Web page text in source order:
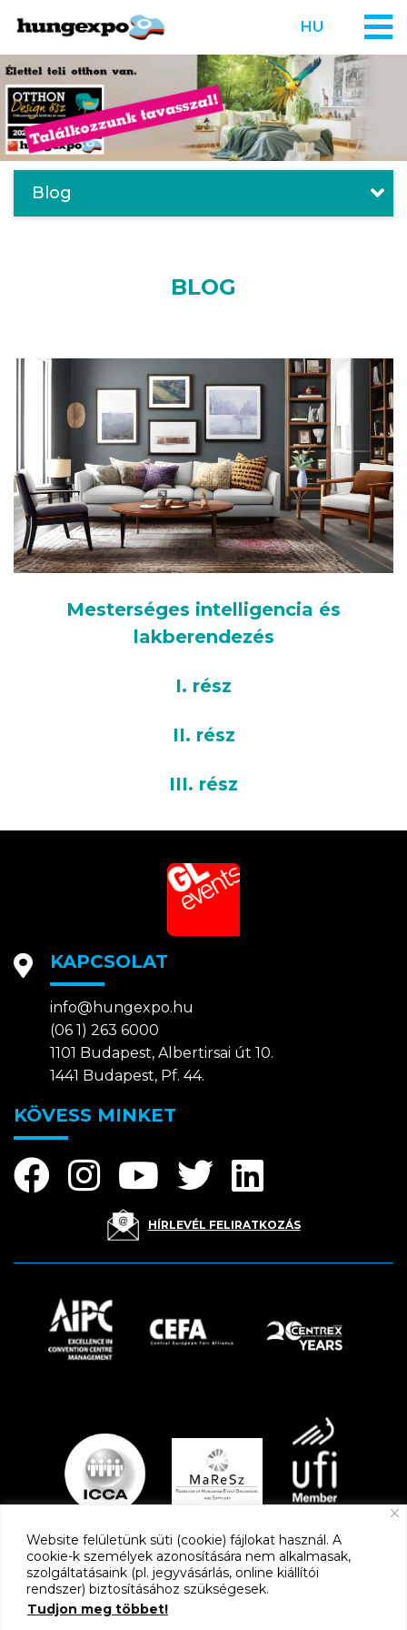
Website felületünk süti (cookie) fájlokat használ. A
cookie-k személyek azonosítására nem alkalmasak,
szolgáltatásaink (pl. jegyvásárlás, online kiállítói
rendszer) biztosításához szükségesek.
Tudjon meg többet!
HU
Blog
BLOG
Mesterséges intelligencia és
lakberendezés
I. rész
II. rész
III. rész
KAPCSOLAT
info@hungexpo.hu
(06 1) 263 6000
1101 Budapest, Albertirsai út 10.
1441 Budapest, Pf. 44.
KÖVESS MINKET
HÍRLEVÉL FELIRATKOZÁS
PARTNEREK